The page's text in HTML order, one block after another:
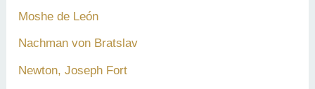
Moshe de León
Nachman von Bratslav
Newton, Joseph Fort